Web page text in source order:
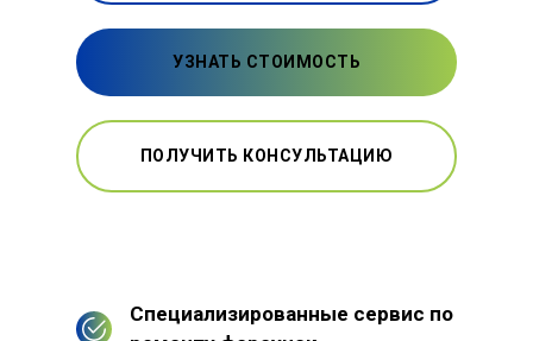
УЗНАТЬ СТОИМОСТЬ
ПОЛУЧИТЬ КОНСУЛЬТАЦИЮ
Специализированные сервис по